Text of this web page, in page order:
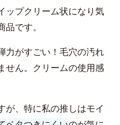
ップクリーム状になり気
です。
力がすごい！毛穴の汚れ
せん。クリームの使用感
が、特に私の推しはモイ